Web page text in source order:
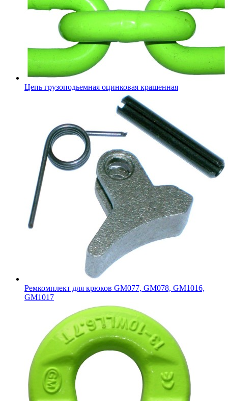
Цепь грузоподьемная оцинковая крашенная
Ремкомплект для крюков GM077, GM078, GM1016,
GM1017